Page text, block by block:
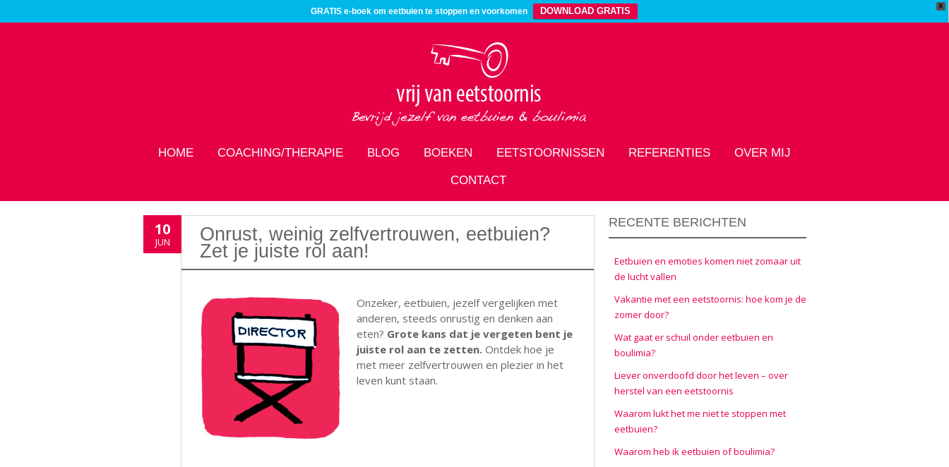
X
GRATIS e-boek om eetbuien te stoppen en voorkomen DOWNLOAD GRATIS
HOME COACHING/THERAPIE BLOG BOEKEN EETSTOORNISSEN REFERENTIES OVER MIJ
CONTACT
10
JUN
Onrust, weinig zelfvertrouwen, eetbuien?
Zet je juiste rol aan!
Onzeker, eetbuien, jezelf vergelijken met
anderen, steeds onrustig en denken aan
eten? Grote kans dat je vergeten bent je
juiste rol aan te zetten. Ontdek hoe je
met meer zelfvertrouwen en plezier in het
leven kunt staan.
RECENTE BERICHTEN
Eetbuien en emoties komen niet zomaar uit
de lucht vallen
Vakantie met een eetstoornis: hoe kom je de
zomer door?
Wat gaat er schuil onder eetbuien en
boulimia?
Liever onverdoofd door het leven – over
herstel van een eetstoornis
Waarom lukt het me niet te stoppen met
eetbuien?
Waarom heb ik eetbuien of boulimia?